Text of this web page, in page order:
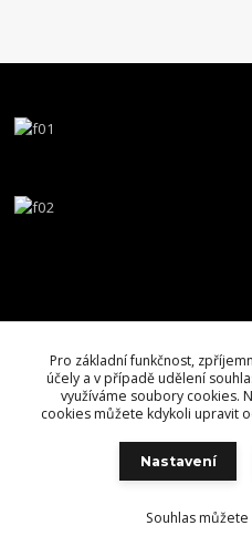
Vytvořeno na
Pro základní funkčnost,
účely a v případě udělení
využíváme soubory cookies.
cookies můžete kdykoli upravit
Nastavení
Souhlas